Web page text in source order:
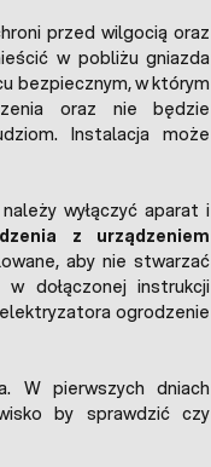
przed wilgocią oraz
w pobliżu gniazda
bezpiecznym, w którym
oraz nie będzie
Instalacja może
wyłączyć aparat i
z urządzeniem
aby nie stwarzać
dołączonej instrukcji
elektryzatora ogrodzenie
W pierwszych dniach
by sprawdzić czy